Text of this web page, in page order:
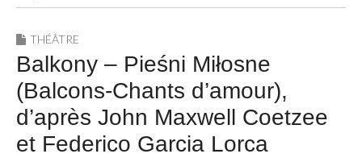
THÉÂTRE
Balkony – Pieśni Miłosne
(Balcons-Chants d’amour),
d’après John Maxwell Coetzee
et Federico Garcia Lorca